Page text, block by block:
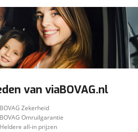
van viaBOVAG.nl
Zekerheid
Omruilgarantie
all-in prijzen